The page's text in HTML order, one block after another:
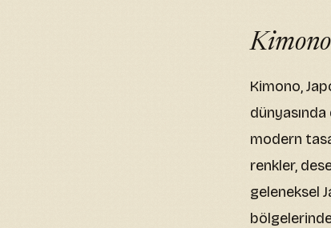
Kimono,
dünyasında
modern
renkler,
geleneksel